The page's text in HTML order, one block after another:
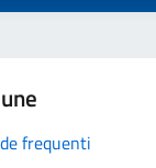
frequenti